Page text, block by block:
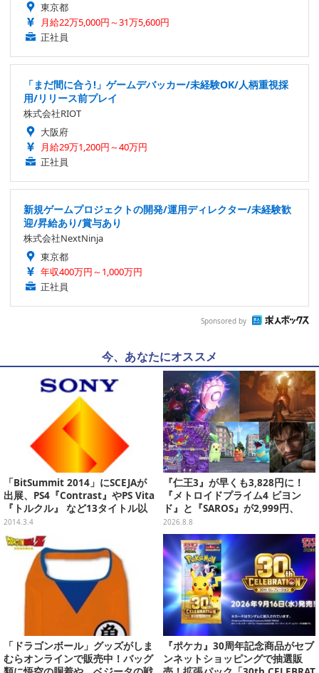
東京都
月給22万5,000円～31万5,600円
正社員
「まだ間に合う!」ゲームデバッカー/未経験OK/人柄重視採
用/リリース前プレイ
株式会社RIOT
大阪府
月給29万1,200円～40万円
正社員
新規ゲームプロジェクトの開発/運用ディレクター/未経験歓
迎/昇給あり/賞与あり
株式会社NextNinja
東京都
年収400万円～1,000万円
正社員
Sponsored by
今、あなたにオススメ
「BitSummit 2014」にSCEJAが
出展、PS4『Contrast』やPS Vita
『トルクル』 など13タイトル以
上がプレイアブルで登場
2014.3.4
『仁王3』が早くも3,828円に！
『メトロイドプライム4 ビヨン
ド』と『SAROS』が2,999円、
『メタルギアソリッド Δ』は2,49
9円─ゲオ店舗＆ストアのゲームセ
ールは8月8日から
2026.8.8
「ドラゴンボール」グッズがしま
むらオンラインで販売中！バッグ
『ポケカ』30周年記念商品がセブ
ンネットショッピングで抽選販